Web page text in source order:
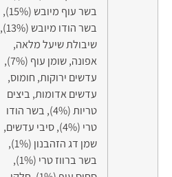
בשר עוף מיובש (15%),
בשר הודו מיובש (13%),
שיבולת שיעל מלאה,
אפונה, שומן עוף (7%),
עדשים ירוקות, חומוס,
עדשים אדומות, ביצים
טריות (4%), בשר הודו
טרי (4%), סיבי עדשים,
שמן דג הזהבנון (1%),
בשר ברווז טרי (1%),